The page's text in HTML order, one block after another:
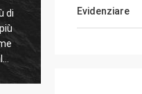
di
Años di varios di
nuestro di sido
Evidenziare